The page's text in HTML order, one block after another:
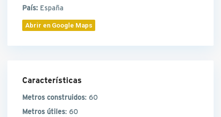
País: España
Abrir en Google Maps
Características
Metros construidos: 60
Metros útiles: 60